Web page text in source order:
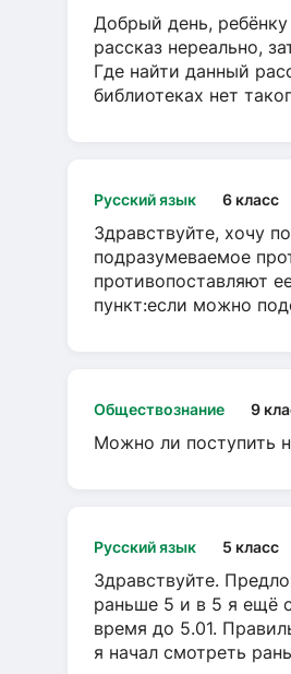
Добрый день,
рассказ нереально,
Где найти данный
библиотеках нет
Русский язык 6 класс
Здравствуйте, хочу
подразумеваемое
противопоставляют
пункт:если можно
Обществознание 9
Можно ли поступить
Русский язык 5 класс
Здравствуйте.
раньше 5 и в 5 я ещё
время до 5.01.
я начал смотреть